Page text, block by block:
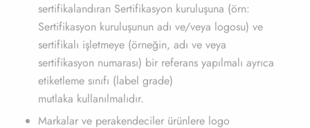
sertifikalandıran Sertifikasyon kuruluşuna (örn:
Sertifikasyon kuruluşunun adı ve/veya logosu) ve
sertifikalı işletmeye (örneğin, adı ve veya
sertifikasyon numarası) bir referans yapılmalı ayrıca
etiketleme sınıfı (label grade)
mutlaka kullanılmalıdır.
Markalar ve perakendeciler ürünlere logo